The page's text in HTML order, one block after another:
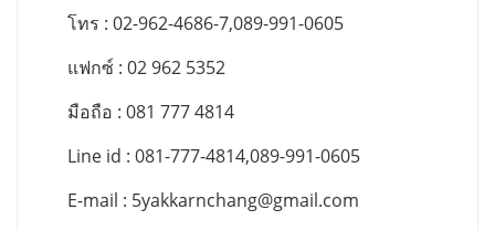
โทร : 02-962-4686-7,089-991-0605
แฟกซ์ : 02 962 5352
มือถือ : 081 777 4814
Line id : 081-777-4814,089-991-0605
E-mail : 5yakkarnchang@gmail.com